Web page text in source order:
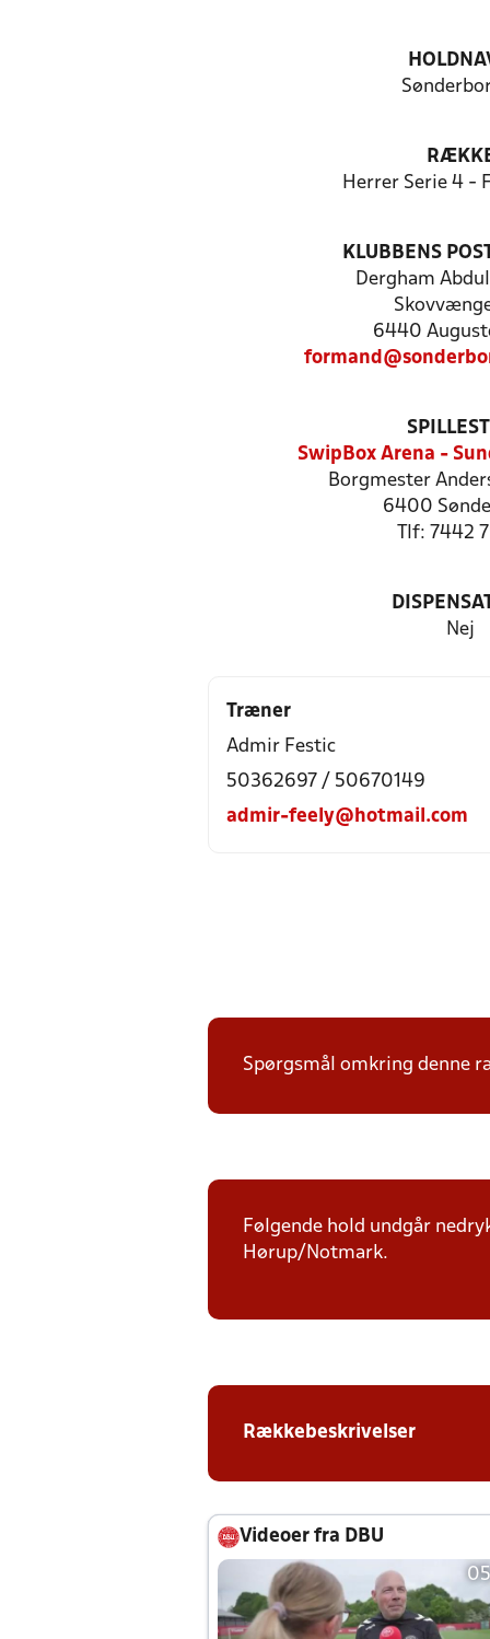
Herrer Serie 4 -
KLUBBENS
Dergham
6440
SwipBox Arena -
Borgmester
6400
Tlf: 7442
Nej
Træner
Admir Festic
50362697 / 50670149
admir-feely@hotmail.com
Spørgsmål omkring denne
Følgende hold undgår
Hørup/Notmark.
Rækkebeskrivelser
Videoer fra DBU